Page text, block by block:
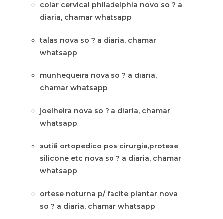
colar cervical philadelphia novo so ? a
diaria, chamar whatsapp
talas nova so ? a diaria, chamar
whatsapp
munhequeira nova so ? a diaria,
chamar whatsapp
joelheira nova so ? a diaria, chamar
whatsapp
sutiã ortopedico pos cirurgia,protese
silicone etc nova so ? a diaria, chamar
whatsapp
ortese noturna p/ facite plantar nova
so ? a diaria, chamar whatsapp